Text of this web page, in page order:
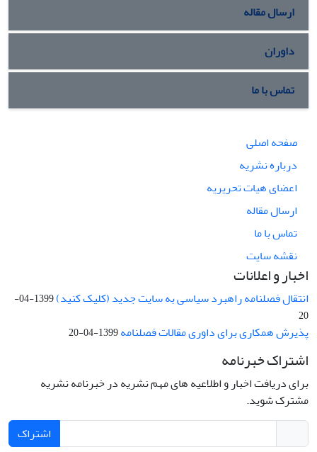
ارسال مقاله
داوران
تماس با ما
صفحه اصلی
درباره نشریه
اعضای هیات تحریریه
ارسال مقاله
تماس با ما
نقشه سایت
اخبار و اعلانات
انتقال فصلنامه راهبرد سیاسی به سایت جدید (کلیک کنید)
1399-04-
20
پذیرش همکاری برای داوری مقالات فصلنامه1399-04-20
اشتراک خبرنامه
برای دریافت اخبار و اطلاعیه های مهم نشریه در خبرنامه نشریه
مشترک شوید.
اشتراک